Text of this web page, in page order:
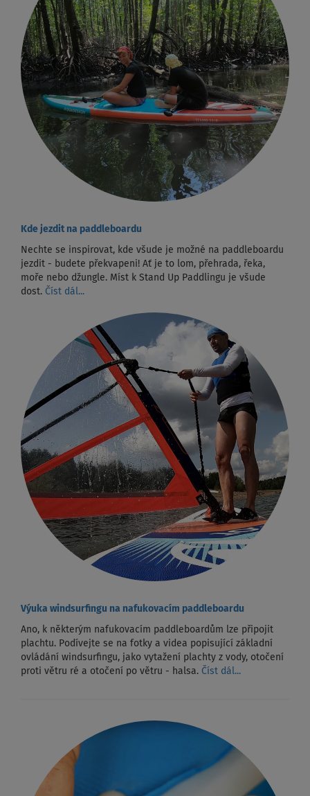
Kde jezdit na paddleboardu
Nechte se inspirovat, kde všude je možné na paddleboardu
jezdit - budete překvapeni! Ať je to lom, přehrada, řeka,
moře nebo džungle. Míst k Stand Up Paddlingu je všude
dost. Číst dál...
Výuka windsurfingu na nafukovacím paddleboardu
Ano, k některým nafukovacím paddleboardům lze připojit
plachtu. Podívejte se na fotky a videa popisující základní
ovládání windsurfingu, jako vytažení plachty z vody, otočení
proti větru ré a otočení po větru - halsa. Číst dál...